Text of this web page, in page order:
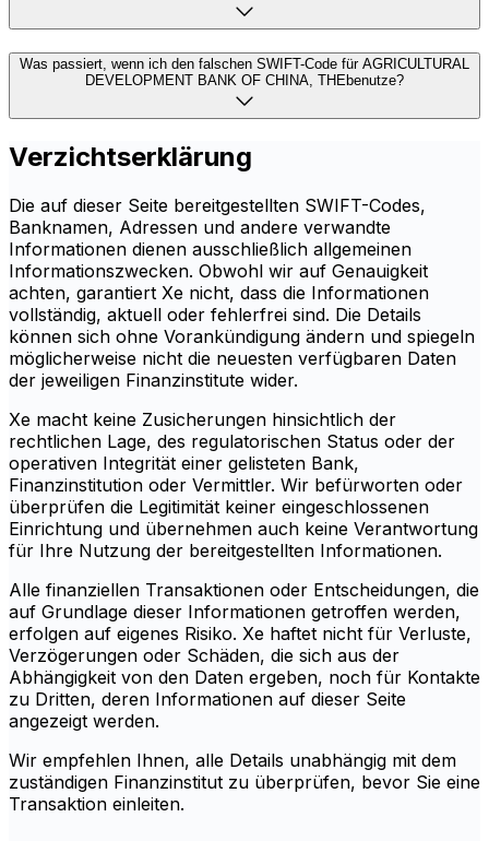
Was passiert, wenn ich den falschen SWIFT-Code für AGRICULTURAL
DEVELOPMENT BANK OF CHINA, THEbenutze?
Verzichtserklärung
Die auf dieser Seite bereitgestellten SWIFT-Codes,
Banknamen, Adressen und andere verwandte
Informationen dienen ausschließlich allgemeinen
Informationszwecken. Obwohl wir auf Genauigkeit
achten, garantiert Xe nicht, dass die Informationen
vollständig, aktuell oder fehlerfrei sind. Die Details
können sich ohne Vorankündigung ändern und spiegeln
möglicherweise nicht die neuesten verfügbaren Daten
der jeweiligen Finanzinstitute wider.
Xe macht keine Zusicherungen hinsichtlich der
rechtlichen Lage, des regulatorischen Status oder der
operativen Integrität einer gelisteten Bank,
Finanzinstitution oder Vermittler. Wir befürworten oder
überprüfen die Legitimität keiner eingeschlossenen
Einrichtung und übernehmen auch keine Verantwortung
für Ihre Nutzung der bereitgestellten Informationen.
Alle finanziellen Transaktionen oder Entscheidungen, die
auf Grundlage dieser Informationen getroffen werden,
erfolgen auf eigenes Risiko. Xe haftet nicht für Verluste,
Verzögerungen oder Schäden, die sich aus der
Abhängigkeit von den Daten ergeben, noch für Kontakte
zu Dritten, deren Informationen auf dieser Seite
angezeigt werden.
Wir empfehlen Ihnen, alle Details unabhängig mit dem
zuständigen Finanzinstitut zu überprüfen, bevor Sie eine
Transaktion einleiten.